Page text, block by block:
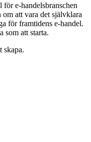
e-handelsbranschen
om att vara det självklara
för framtidens e-handel.
som att starta.
skapa.